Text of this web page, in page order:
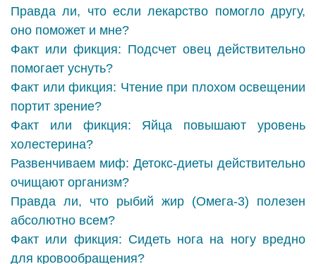
Правда ли, что если лекарство помогло другу,
оно поможет и мне?
Факт или фикция: Подсчет овец действительно
помогает уснуть?
Факт или фикция: Чтение при плохом освещении
портит зрение?
Факт или фикция: Яйца повышают уровень
холестерина?
Развенчиваем миф: Детокс-диеты действительно
очищают организм?
Правда ли, что рыбий жир (Омега-3) полезен
абсолютно всем?
Факт или фикция: Сидеть нога на ногу вредно
для кровообращения?